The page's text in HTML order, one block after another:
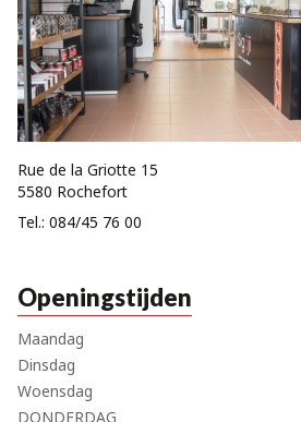
Rue de la Griotte 15
5580 Rochefort
Tel.: 084/45 76 00
Openingstijden
Maandag
Dinsdag
Woensdag
DONDERDAG